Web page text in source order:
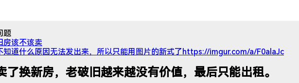
题
房该不该卖
知道什么原因无法发出来，所以只能用图片的新式了https://imgur.com/a/F0alaJc
了换新房，老破旧越来越没有价值，最后只能出租。